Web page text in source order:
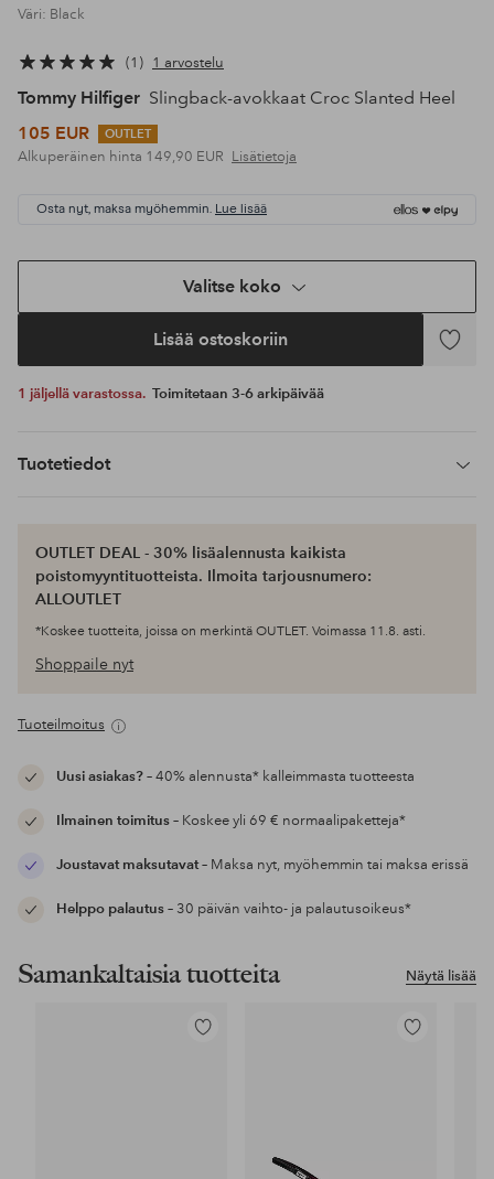
Väri: Black
1 1 arvostelu
Tommy Hilfiger Slingback-avokkaat Croc Slanted Heel
105 EUR
OUTLET
Alkuperäinen hinta 149,90 EUR Lisätietoja
Osta nyt, maksa myöhemmin. Lue lisää
Valitse koko
Lisää ostoskoriin
Lisää
1 jäljellä varastossa. Toimitetaan 3-6 arkipäivää
Tuotetiedot
OUTLET DEAL - 30% lisäalennusta kaikista
poistomyyntituotteista. Ilmoita tarjousnumero:
ALLOUTLET
*Koskee tuotteita, joissa on merkintä OUTLET. Voimassa 11.8. asti.
Shoppaile nyt
Tuoteilmoitus
Uusi asiakas?– 40% alennusta* kalleimmasta tuotteesta
Ilmainen toimitus– Koskee yli 69 € normaalipaketteja*
Joustavat maksutavat– Maksa nyt, myöhemmin tai maksa erissä
Helppo palautus– 30 päivän vaihto- ja palautusoikeus*
Näytä lisää
Samankaltaisia tuotteita
Lisää
Lisää